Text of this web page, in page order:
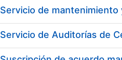
Servicio de Auditorías de